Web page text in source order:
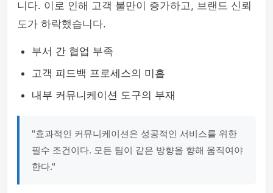
니다. 이로 인해 고객 불만이 증가하고, 브랜드 신뢰
도가 하락했습니다.
부서 간 협업 부족
고객 피드백 프로세스의 미흡
내부 커뮤니케이션 도구의 부재
"효과적인 커뮤니케이션은 성공적인 서비스를 위한
필수 조건이다. 모든 팀이 같은 방향을 향해 움직여야
한다."